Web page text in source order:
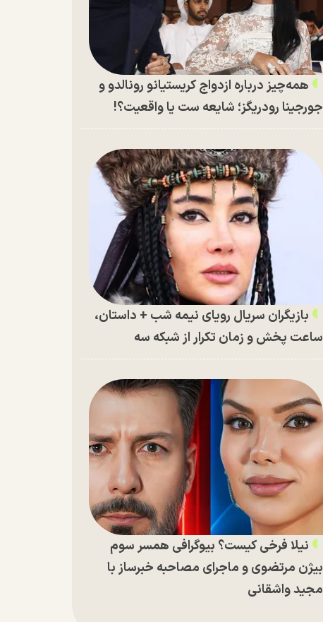
همه‌چیز درباره ازدواج کریستیانو رونالدو و
جورجینا رودریگز؛ شایعه ست یا واقعیت؟!
بازیگران سریال رویای نیمه شب + داستان،
ساعت پخش و زمان تکرار از شبکه سه
نیلا فرخی کیست؟ بیوگرافی همسر سوم
بیژن مرتضوی و ماجرای مصاحبه خبرساز با
مجید واشقانی